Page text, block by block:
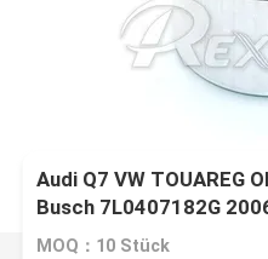
Audi Q7 VW TOUAREG
Busch 7L0407182G
MOQ：10 Stück